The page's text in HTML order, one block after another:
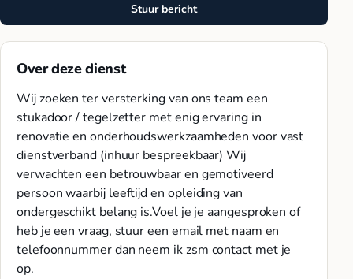
Stuur bericht
Over deze dienst
Wij zoeken ter versterking van ons team een
stukadoor / tegelzetter met enig ervaring in
renovatie en onderhoudswerkzaamheden voor vast
dienstverband (inhuur bespreekbaar) Wij
verwachten een betrouwbaar en gemotiveerd
persoon waarbij leeftijd en opleiding van
ondergeschikt belang is.Voel je je aangesproken of
heb je een vraag, stuur een email met naam en
telefoonnummer dan neem ik zsm contact met je
op.